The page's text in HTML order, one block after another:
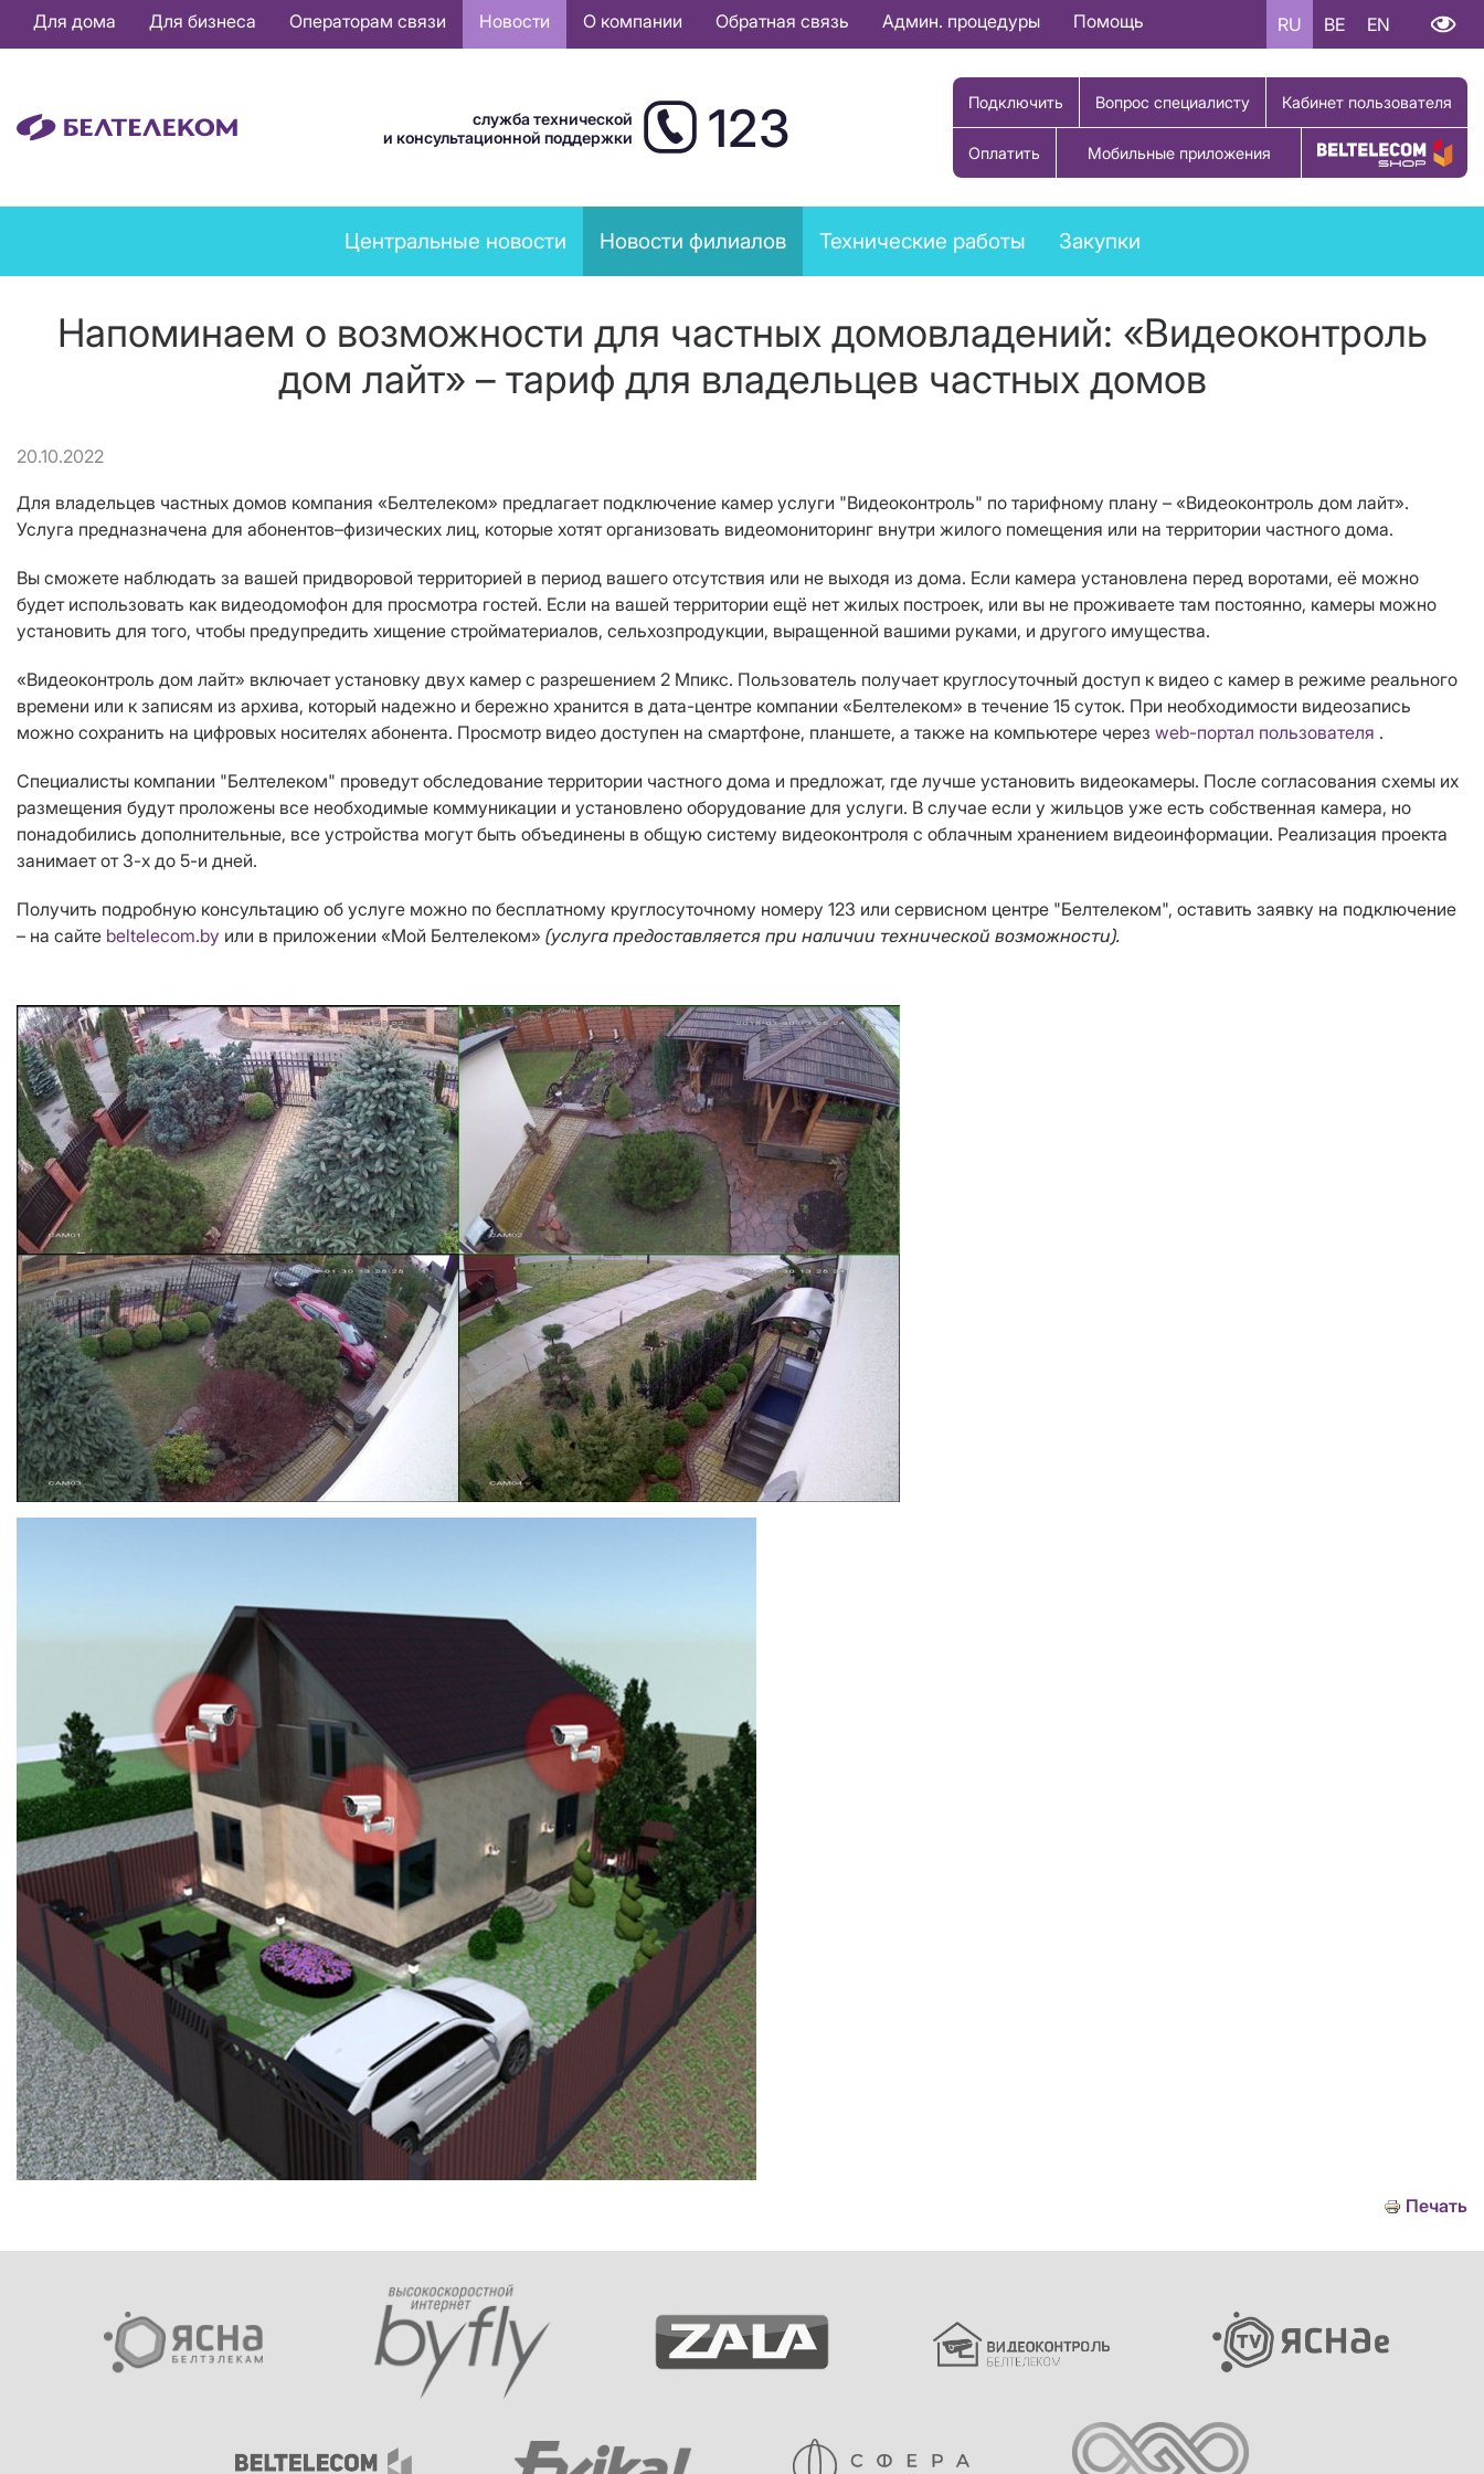
Основная
навигация
Для дома Для бизнеса Операторам связи Новости О компании Обратная связь Админ. процедуры Помощь RU BE EN
служба технической
и консультационной поддержки
123 Подключить Вопрос специалисту Кабинет пользователя
Оплатить Мобильные приложения Купить товар
News
menu
Центральные новости Новости филиалов Технические работы Закупки
Напоминаем о возможности для частных домовладений: «Видеоконтроль
дом лайт» – тариф для владельцев частных домов
20.10.2022
Для владельцев частных домов компания «Белтелеком» предлагает подключение камер услуги "Видеоконтроль" по тарифному плану – «Видеоконтроль дом лайт».
Услуга предназначена для абонентов–физических лиц, которые хотят организовать видеомониторинг внутри жилого помещения или на территории частного дома.
Вы сможете наблюдать за вашей придворовой территорией в период вашего отсутствия или не выходя из дома. Если камера установлена перед воротами, её можно
будет использовать как видеодомофон для просмотра гостей. Если на вашей территории ещё нет жилых построек, или вы не проживаете там постоянно, камеры можно
установить для того, чтобы предупредить хищение стройматериалов, сельхозпродукции, выращенной вашими руками, и другого имущества.
«Видеоконтроль дом лайт» включает установку двух камер с разрешением 2 Мпикс. Пользователь получает круглосуточный доступ к видео с камер в режиме реального
времени или к записям из архива, который надежно и бережно хранится в дата-центре компании «Белтелеком» в течение 15 суток. При необходимости видеозапись
можно сохранить на цифровых носителях абонента. Просмотр видео доступен на смартфоне, планшете, а также на компьютере через web-портал пользователя .
Специалисты компании "Белтелеком" проведут обследование территории частного дома и предложат, где лучше установить видеокамеры. После согласования схемы их
размещения будут проложены все необходимые коммуникации и установлено оборудование для услуги. В случае если у жильцов уже есть собственная камера, но
понадобились дополнительные, все устройства могут быть объединены в общую систему видеоконтроля с облачным хранением видеоинформации. Реализация проекта
занимает от 3-х до 5-и дней.
Получить подробную консультацию об услуге можно по бесплатному круглосуточному номеру 123 или сервисном центре "Белтелеком", оставить заявку на подключение
– на сайте beltelecom.by или в приложении «Мой Белтелеком» (услуга предоставляется при наличии технической возможности).
Печать